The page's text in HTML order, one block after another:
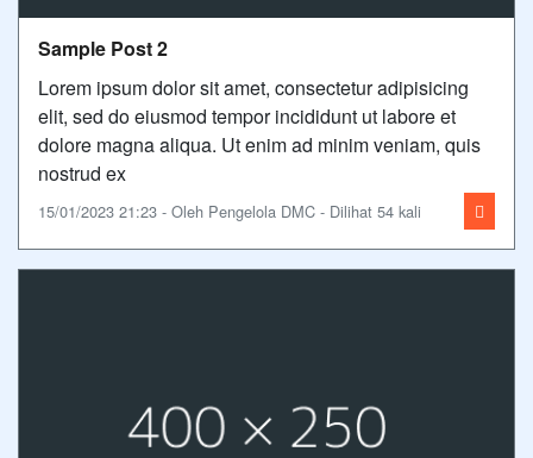
Sample Post 2
Lorem ipsum dolor sit amet, consectetur adipisicing
elit, sed do eiusmod tempor incididunt ut labore et
dolore magna aliqua. Ut enim ad minim veniam, quis
nostrud ex
15/01/2023 21:23 - Oleh Pengelola DMC - Dilihat 54 kali